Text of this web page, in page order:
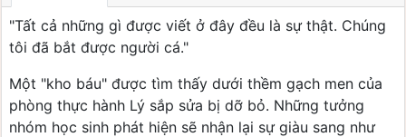
"Tất cả những gì được viết ở đây đều là sự thật. Chúng
tôi đã bắt được người cá."
Một "kho báu" được tìm thấy dưới thềm gạch men của
phòng thực hành Lý sắp sửa bị dỡ bỏ. Những tưởng
nhóm học sinh phát hiện sẽ nhận lại sự giàu sang như